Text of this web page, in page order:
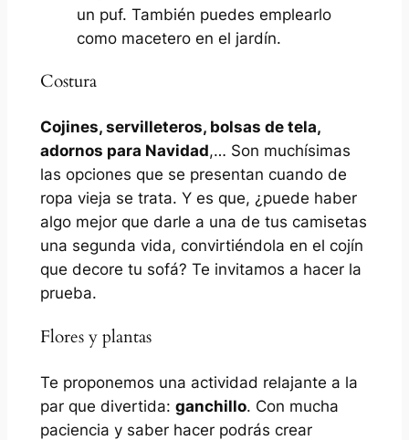
un puf. También puedes emplearlo
como macetero en el jardín.
Costura
Cojines, servilleteros, bolsas de tela,
adornos para Navidad,… Son muchísimas
las opciones que se presentan cuando de
ropa vieja se trata. Y es que, ¿puede haber
algo mejor que darle a una de tus camisetas
una segunda vida, convirtiéndola en el cojín
que decore tu sofá? Te invitamos a hacer la
prueba.
Flores y plantas
Te proponemos una actividad relajante a la
par que divertida: ganchillo. Con mucha
paciencia y saber hacer podrás crear